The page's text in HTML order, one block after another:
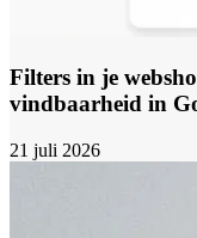
Filters in je
vindbaarheid in
21 juli 2026